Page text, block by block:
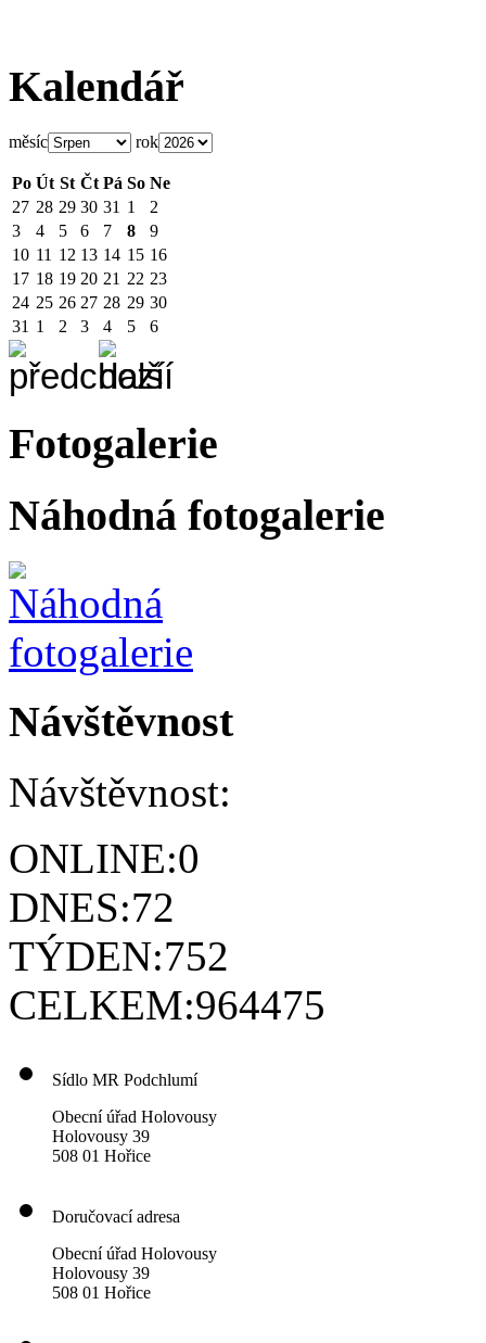
Kalendář
měsíc rok
Po Út St Čt Pá So Ne
27 28 29 30 31 1
2
3
4 5 6 7 8
9
10 11 12 13 14 15 16
17 18 19 20 21 22 23
24 25 26 27 28 29 30
31 1 2 3 4 5 6
Fotogalerie
Náhodná fotogalerie
Návštěvnost
Návštěvnost:
ONLINE:0
DNES:72
TÝDEN:752
CELKEM:964475
Sídlo MR Podchlumí
Obecní úřad Holovousy
Holovousy 39
508 01 Hořice
Doručovací adresa
Obecní úřad Holovousy
Holovousy 39
508 01 Hořice